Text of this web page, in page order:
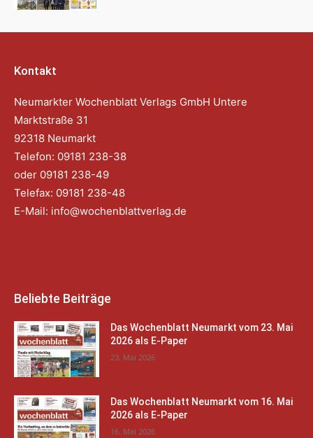
Kontakt
Neumarkter Wochenblatt Verlags GmbH Untere
Marktstraße 31
92318 Neumarkt
Telefon: 09181 238-38
oder 09181 238-49
Telefax: 09181 238-48
E-Mail: info@wochenblattverlag.de
Beliebte Beiträge
Das Wochenblatt Neumarkt vom 23. Mai
2026 als E-Paper
23. Mai 2026
Das Wochenblatt Neumarkt vom 16. Mai
2026 als E-Paper
16. Mai 2026